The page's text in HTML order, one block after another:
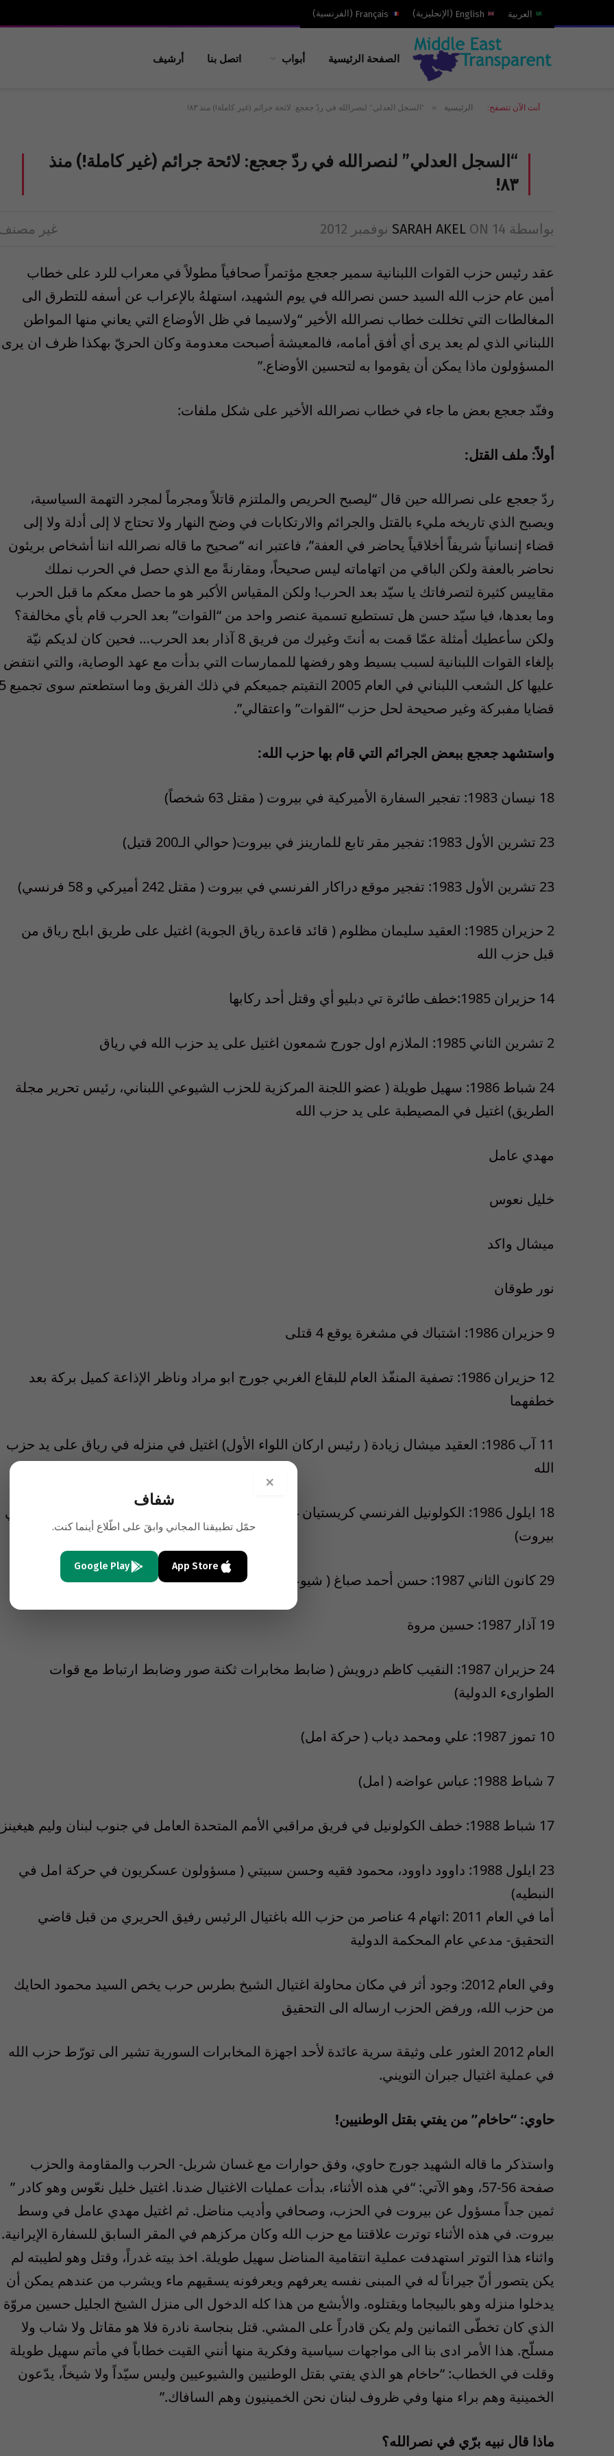
العربية English
( الإنجليزية)
Français
( الفرنسية)
الصفحة الرئيسية أبواب اتصل بنا أرشيف
أنت الآن تتصفح: الرئيسية » “السجل العدلي” لنصرالله في ردّ جعجع: لائحة جرائم (غير كاملة!) منذ ٨٣!
“السجل العدلي” لنصرالله في ردّ جعجع: لائحة جرائم (غير كاملة!) منذ
٨٣!
بواسطة SARAH AKEL ON 14 نوفمبر 2012 غير
عقد رئيس حزب القوات اللبنانية سمير جعجع مؤتمراً صحافياً مطولاً في معراب للرد على خطاب
أمين عام حزب الله السيد حسن نصرالله في يوم الشهيد، استهلهُ بالإعراب عن أسفه للتطرق الى
المغالطات التي تخللت خطاب نصرالله الأخير “ولاسيما في ظل الأوضاع التي يعاني منها المواطن
اللبناني الذي لم يعد يرى أي أفق أمامه، فالمعيشة أصبحت معدومة وكان الحريّ بهكذا ظرف ان يرى
المسؤولون ماذا يمكن أن يقوموا به لتحسين الأوضاع.”
وفنّد جعجع بعض ما جاء في خطاب نصرالله الأخير على شكل ملفات:
أولاً: ملف القتل:
ردّ جعجع على نصرالله حين قال “ليصبح الحريص والملتزم قاتلاً ومجرماً لمجرد التهمة السياسية،
ويصبح الذي تاريخه مليء بالقتل والجرائم والارتكابات في وضح النهار ولا تحتاج لا إلى أدلة ولا إلى
قضاء إنسانياً شريفاً أخلاقياً يحاضر في العفة”، فاعتبر انه “صحيح ما قاله نصرالله اننا أشخاص بريئون
نحاضر بالعفة ولكن الباقي من اتهاماته ليس صحيحاً، ومقارنةً مع الذي حصل في الحرب نملك
مقاييس كثيرة لتصرفاتك يا سيّد بعد الحرب! ولكن المقياس الأكبر هو ما حصل معكم ما قبل الحرب
وما بعدها، فيا سيّد حسن هل تستطيع تسمية عنصر واحد من “القوات” بعد الحرب قام بأي مخالفة؟
ولكن سأعطيك أمثلة عمّا قمت به أنتَ وغيرك من فريق 8 آذار بعد الحرب… فحين كان لديكم نيّة
بإلغاء القوات اللبنانية لسبب بسيط وهو رفضها للممارسات التي بدأت مع عهد الوصاية، والتي انتفض
عليها كل الشعب اللبناني في العام 2005 التقيتم جميعكم في ذلك الفريق وما استطعتم سوى تجميع 5
قضايا مفبركة وغير صحيحة لحل حزب “القوات” واعتقالي”.
واستشهد جعجع ببعض الجرائم التي قام بها حزب الله:
18 نيسان 1983: تفجير السفارة الأميركية في بيروت ( مقتل 63 شخصاً)
23 تشرين الأول 1983: تفجير مقر تابع للمارينز في بيروت( حوالي الـ200 قتيل)
23 تشرين الأول 1983: تفجير موقع دراكار الفرنسي في بيروت ( مقتل 242 أميركي و 58 فرنسي)
2 حزيران 1985: العقيد سليمان مظلوم ( قائد قاعدة رياق الجوية) اغتيل على طريق ابلح رياق من
قبل حزب الله
14 حزيران 1985:خطف طائرة تي دبليو أي وقتل أحد ركابها
2 تشرين الثاني 1985: الملازم اول جورج شمعون اغتيل على يد حزب الله في رياق
24 شباط 1986: سهيل طويلة ( عضو اللجنة المركزية للحزب الشيوعي اللبناني، رئيس تحرير مجلة
الطريق) اغتيل في المصيطبة على يد حزب الله
مهدي عامل
خليل نعوس
ميشال واكد
نور طوقان
9 حزيران 1986: اشتباك في مشغرة يوقع 4 قتلى
12 حزيران 1986: تصفية المنفّذ العام للبقاع الغربي جورج ابو مراد وناظر الإذاعة كميل بركة بعد
خطفهما
11 آب 1986: العقيد ميشال زيادة ( رئيس اركان اللواء الأول) اغتيل في منزله في رياق على يد حزب
الله
18 ايلول 1986: الكولونيل الفرنسي كريستيان غوتيير ( الملحق العسكري لدى السفارة الفرنسية في
بيروت)
29 كانون الثاني 1987: حسن أحمد صباغ ( شيوعي)
19 آذار 1987: حسين مروة
24 حزيران 1987: النقيب كاظم درويش ( ضابط مخابرات ثكنة صور وضابط ارتباط مع قوات
الطوارىء الدولية)
10 تموز 1987: علي ومحمد دياب ( حركة امل)
7 شباط 1988: عباس عواضه ( امل)
17 شباط 1988: خطف الكولونيل في فريق مراقبي الأمم المتحدة العامل في جنوب لبنان وليم هيغينز
23 ايلول 1988: داوود داوود، محمود فقيه وحسن سبيتي ( مسؤولون عسكريون في حركة امل في
النبطيه)
أما في العام 2011 :اتهام 4 عناصر من حزب الله باغتيال الرئيس رفيق الحريري من قبل قاضي
التحقيق- مدعي عام المحكمة الدولية
وفي العام 2012: وجود أثر في مكان محاولة اغتيال الشيخ بطرس حرب يخص السيد محمود الحايك
من حزب الله، ورفض الحزب ارساله الى التحقيق
العام 2012 العثور على وثيقة سرية عائدة لأحد اجهزة المخابرات السورية تشير الى تورّط حزب الله
في عملية اغتيال جبران التويني.
حاوي: “حاخام” من يفتي بقتل الوطنيين!
واستذكر ما قاله الشهيد جورج حاوي، وفق حوارات مع غسان شربل- الحرب والمقاومة والحزب
صفحة 56-57، وهو الآتي: “في هذه الأثناء، بدأت عمليات الاغتيال ضدنا. اغتيل خليل نعّوس وهو كادر ”
ثمين جداً مسؤول عن بيروت في الحزب، وصحافي وأديب مناضل. ثم اغتيل مهدي عامل في وسط
بيروت. في هذه الأثناء توترت علاقتنا مع حزب الله وكان مركزهم في المقر السابق للسفارة الإيرانية.
واثناء هذا التوتر استهدفت عملية انتقامية المناضل سهيل طويلة. اخذ بيته غدراً، وقتل وهو لطيبته لم
يكن يتصور أنّ جيراناً له في المبنى نفسه يعرفهم ويعرفونه يسقيهم ماء ويشرب من عندهم يمكن أن
يدخلوا منزله وهو بالبيجاما ويقتلوه. والأبشع من هذا كله الدخول الى منزل الشيخ الجليل حسين مروّة
الذي كان تخطّى الثمانين ولم يكن قادراً على المشي. قتل بنجاسة نادرة فلا هو مقاتل ولا شاب ولا
مسلّح. هذا الأمر ادى بنا الى مواجهات سياسية وفكرية منها أنني القيت خطاباً في مأتم سهيل طويلة
وقلت في الخطاب: “حاخام هو الذي يفتي بقتل الوطنيين والشيوعيين وليس سيّداً ولا شيخاً، يدّعون
الخمينية وهم براء منها وفي ظروف لبنان نحن الخمينيون وهم السافاك.”
ماذا قال نبيه برّي في نصرالله؟
×
شفاف
حمّل تطبيقنا المجاني وابقَ على اطّلاع أينما كنت.
App Store
Google Play